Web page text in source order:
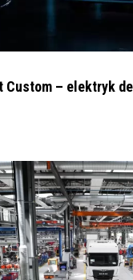
Custom – elektryk